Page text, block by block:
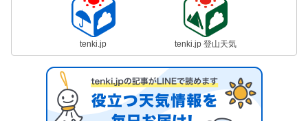
tenki.jp tenki.jp 登山天気